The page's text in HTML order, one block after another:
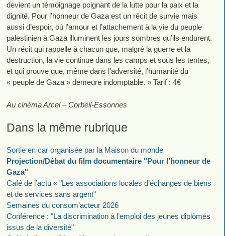
devient un témoignage poignant de la lutte pour la paix et la
dignité. Pour l’honneur de Gaza est un récit de survie mais
aussi d’espoir, où l’amour et l’attachement à la vie du peuple
palestinien à Gaza illuminent les jours sombres qu’ils endurent.
Un récit qui rappelle à chacun que, malgré la guerre et la
destruction, la vie continue dans les camps et sous les tentes,
et qui prouve que, même dans l’adversité, l’humanité du
« peuple de Gaza » demeure indomptable. » Tarif : 4€
Au cinéma Arcel – Corbeil-Essonnes
Dans la même rubrique
Sortie en car organisée par la Maison du monde
Projection/Débat du film documentaire "Pour l’honneur de
Gaza"
Café de l’actu « "Les associations locales d’échanges de biens
et de services sans argent"
Semaines du consom’acteur 2026
Conférence : "La discrimination à l’emploi des jeunes diplômés
issus de la diversité"